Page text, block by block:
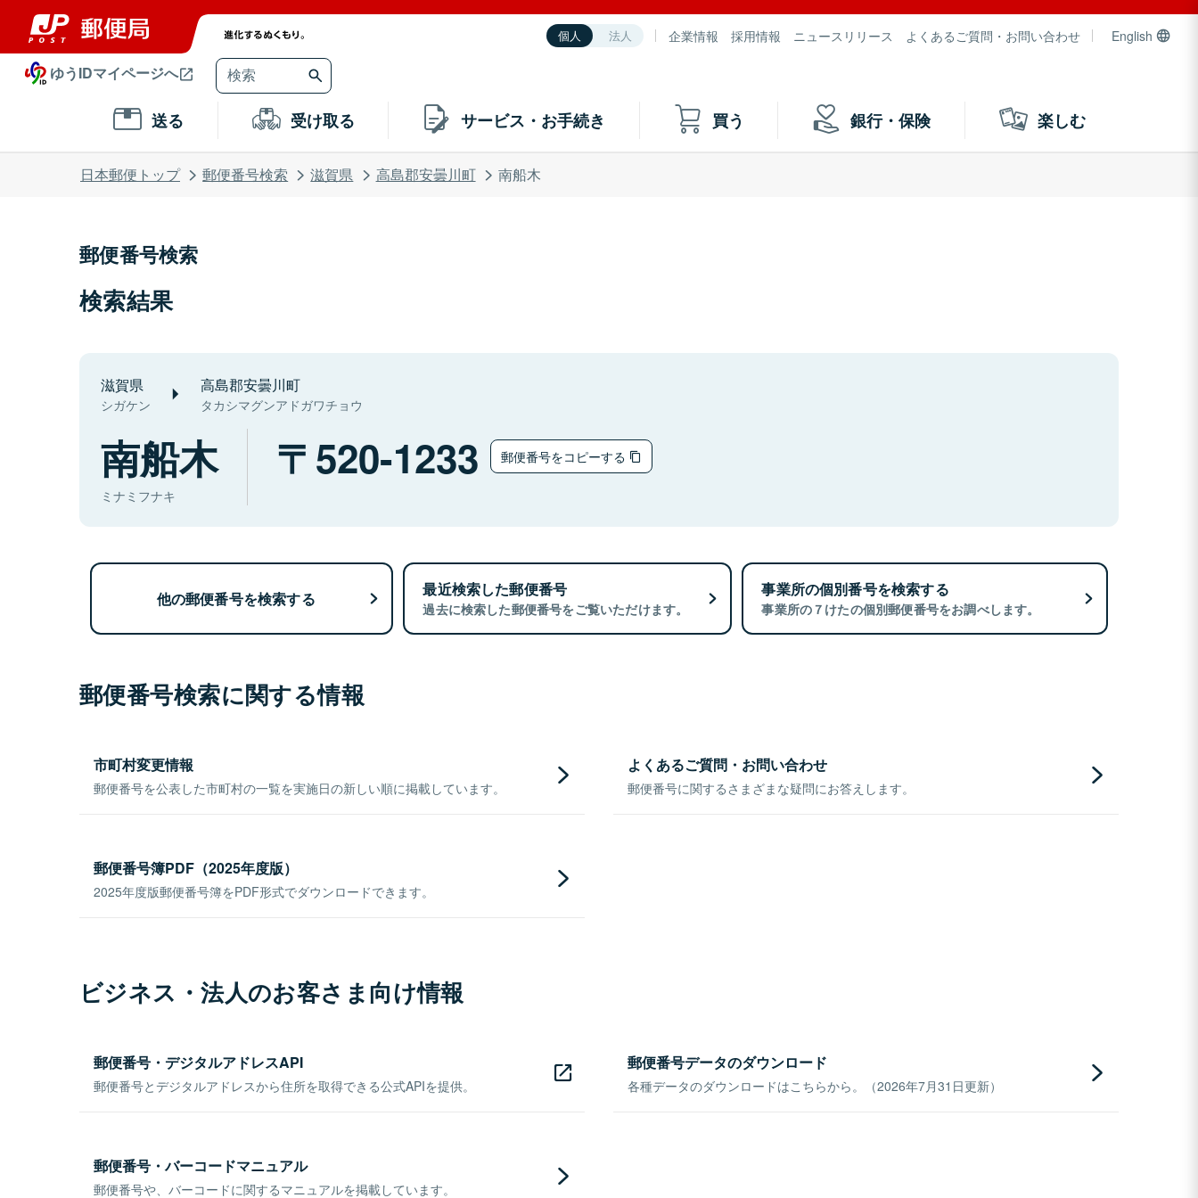
個人 法人 企業情報 採用情報 ニュースリリース よくあるご質問・お問い合わせ English
ゆうIDマイページへ
送る 受け取る サービス・お手続き 買う 銀行・保険 楽しむ
日本郵便トップ 郵便番号検索 滋賀県 高島郡安曇川町 南船木
郵便番号検索
検索結果
滋賀県
シガケン
高島郡安曇川町
タカシマグンアドガワチョウ
南船木
ミナミフナキ
520-1233 郵便番号をコピーする
他の郵便番号を検索する 最近検索した郵便番号
過去に検索した郵便番号をご覧いただけます。
事業所の個別番号を検索する
事業所の７けたの個別郵便番号をお調べします。
郵便番号検索に関する情報
市町村変更情報
郵便番号を公表した市町村の一覧を実施日の新しい順に掲載しています。
よくあるご質問・お問い合わせ
郵便番号に関するさまざまな疑問にお答えします。
郵便番号簿PDF（2025年度版）
2025年度版郵便番号簿をPDF形式でダウンロードできます。
ビジネス・法人のお客さま向け情報
郵便番号・デジタルアドレスAPI
郵便番号とデジタルアドレスから住所を取得できる公式APIを提供。
郵便番号データのダウンロード
各種データのダウンロードはこちらから。（2026年7月31日更新）
郵便番号・バーコードマニュアル
郵便番号や、バーコードに関するマニュアルを掲載しています。